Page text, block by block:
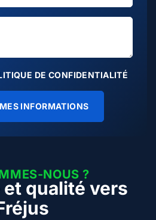
DE CONFIDENTIALITÉ
INFORMATIONS
NOUS ?
qualité vers